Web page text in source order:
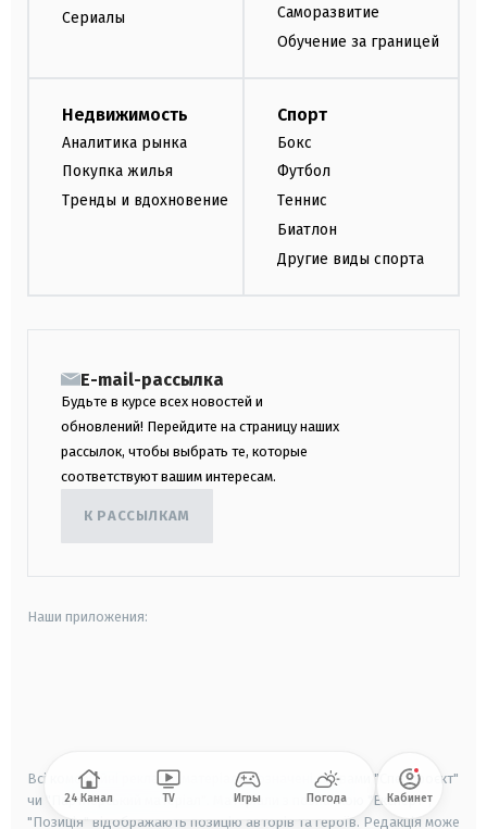
Сериалы
Саморазвитие
Обучение за границей
Недвижимость
Аналитика рынка
Покупка жилья
Тренды и вдохновение
Спорт
Бокс
Футбол
Теннис
Биатлон
Другие виды спорта
E-mail-рассылка
Будьте в курсе всех новостей и
обновлений! Перейдите на страницу наших
рассылок, чтобы выбрать те, которые
соответствуют вашим интересам.
К РАССЫЛКАМ
Наши приложения:
Всі комерційні рекламні матеріали позначені словами "Спецпроєкт"
чи "Партнерський матеріал". Матеріали з позначкою "Експерт",
"Позиція" відображають позицію авторів та героїв. Редакція може
24 Канал TV Игры Погода Кабинет